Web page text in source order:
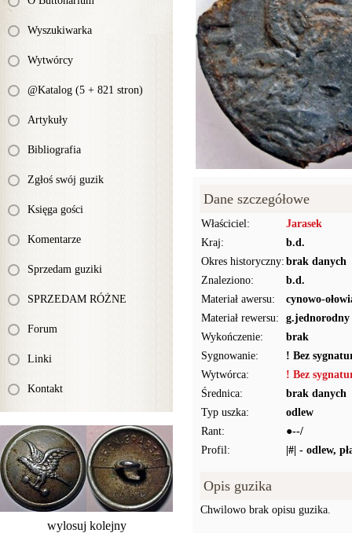
Wyszukiwarka
Wytwórcy
@Katalog (5 + 821 stron)
Artykuły
Bibliografia
Zgłoś swój guzik
Księga gości
Komentarze
Sprzedam guziki
SPRZEDAM RÓŻNE
Forum
Linki
Kontakt
wylosuj kolejny
Dane szczegółowe
Właściciel:
Jarasek
Kraj:
b.d.
Okres historyczny: brak danych
Znaleziono:
b.d.
Materiał awersu:
cynowo-
Materiał rewersu:
g.jednorodny
Wykończenie:
brak
Sygnowanie:
! Bez
Wytwórca:
! Bez
Średnica:
brak danych
Typ uszka:
odlew
Rant:
●--/
Profil:
|#| - odlew,
Opis guzika
Chwilowo brak opisu guzika.